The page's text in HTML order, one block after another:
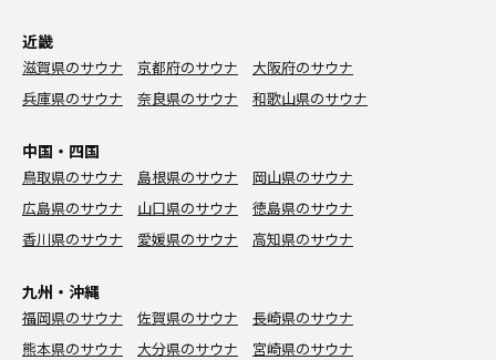
近畿
滋賀県のサウナ 京都府のサウナ
大阪府のサウナ
兵庫県のサウナ
奈良県のサウナ 和歌山県のサウナ
中国・四国
鳥取県のサウナ 島根県のサウナ
岡山県のサウナ
広島県のサウナ
山口県のサウナ
徳島県のサウナ
香川県のサウナ
愛媛県のサウナ 高知県のサウナ
九州・沖縄
福岡県のサウナ 佐賀県のサウナ
長崎県のサウナ
熊本県のサウナ
大分県のサウナ
宮崎県のサウナ